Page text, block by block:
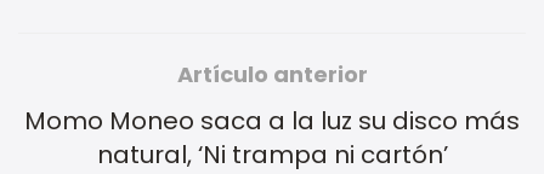
Artículo anterior
Momo Moneo saca a la luz su disco más
natural, ‘Ni trampa ni cartón’